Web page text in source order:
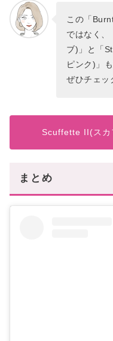
この「
ではなく
ブ)」と「
ピンク)」
ぜひチェッ
Scuffette II(スカ
まとめ